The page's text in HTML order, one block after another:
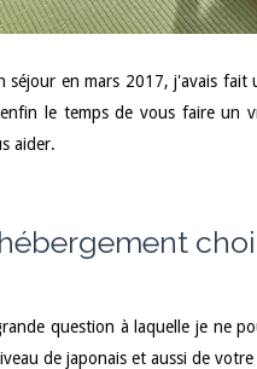
séjour en mars 2017, j'avais
le temps de vous faire un
aider.
question à laquelle je ne
de japonais et aussi de